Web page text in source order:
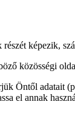
képezik,
közösségi
Öntől adatait
el annak